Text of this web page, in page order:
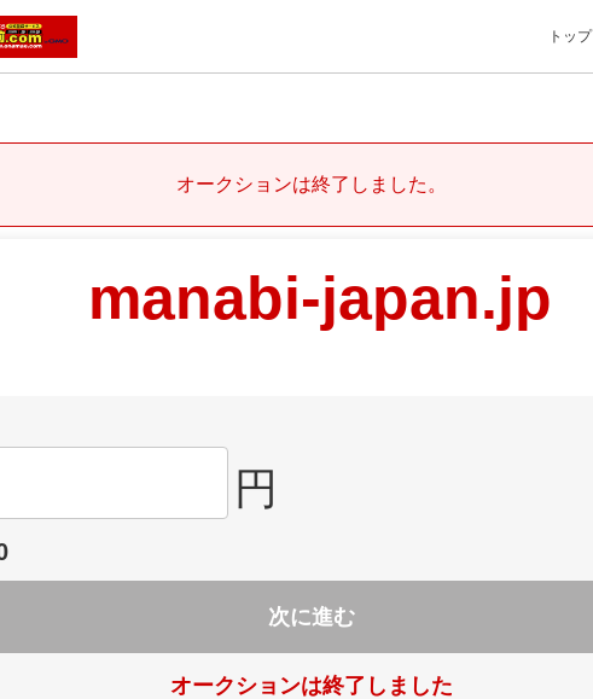
トップ
オークションは終了しました。
manabi-japan.jp
円
次に進む
オークションは終了しました